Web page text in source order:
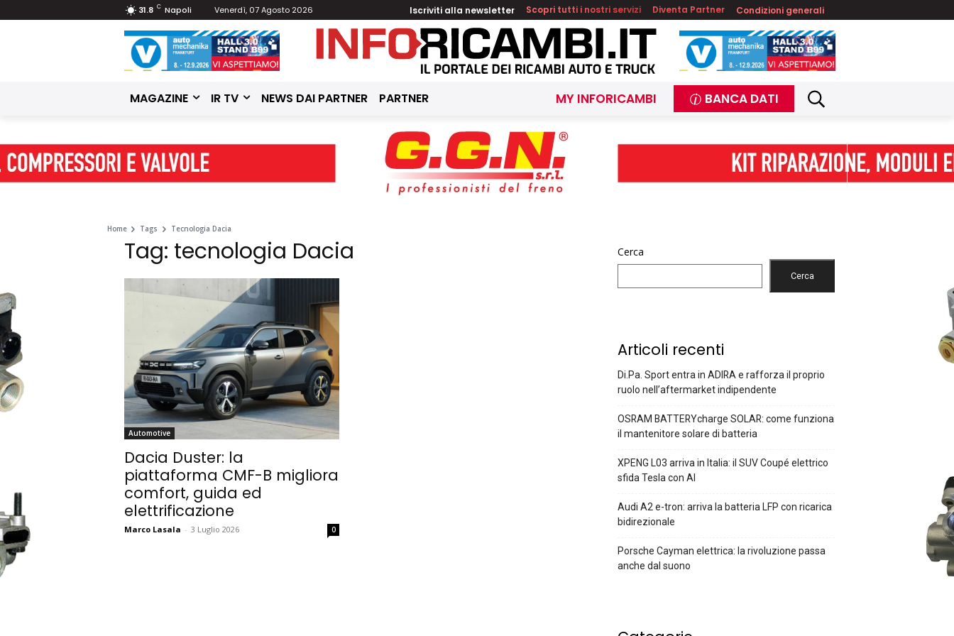
31.8 C Napoli Venerdì, 07 Agosto 2026 Iscriviti alla newsletter Scopri tutti i nostri servizi Diventa Partner Condizioni generali
MAGAZINE IR TV NEWS DAI PARTNER PARTNER MY INFORICAMBI BANCA DATI
Home Tags Tecnologia Dacia
Tag: tecnologia Dacia
Automotive
Dacia Duster: la
piattaforma CMF-B migliora
comfort, guida ed
elettrificazione
Marco Lasala - 3 Luglio 2026 0
Cerca
Cerca
Articoli recenti
Di.Pa. Sport entra in ADIRA e rafforza il proprio
ruolo nell’aftermarket indipendente
OSRAM BATTERYcharge SOLAR: come funziona
il mantenitore solare di batteria
XPENG L03 arriva in Italia: il SUV Coupé elettrico
sfida Tesla con AI
Audi A2 e-tron: arriva la batteria LFP con ricarica
bidirezionale
Porsche Cayman elettrica: la rivoluzione passa
anche dal suono